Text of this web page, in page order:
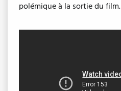
polémique à la sortie du film.